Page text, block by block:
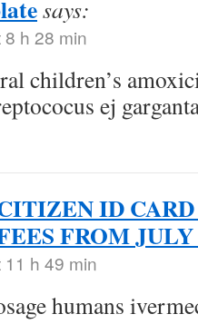
says:
h 28 min
children’s
ej
ID
FROM JULY
h 49 min
humans